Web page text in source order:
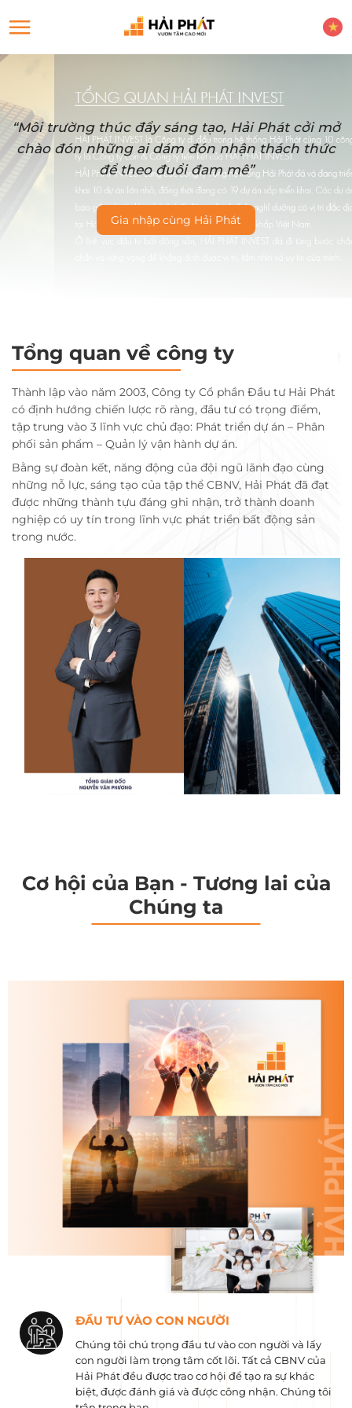
“Môi trường thúc đẩy sáng tạo, Hải Phát cởi mở
chào đón những ai dám đón nhận thách thức
để theo đuổi đam mê”
Gia nhập cùng Hải Phát
Tổng quan về công ty
Thành lập vào năm 2003, Công ty Cổ phần Đầu tư Hải Phát
có định hướng chiến lược rõ ràng, đầu tư có trọng điểm,
tập trung vào 3 lĩnh vực chủ đạo: Phát triển dự án – Phân
phối sản phẩm – Quản lý vận hành dự án.
Bằng sự đoàn kết, năng động của đội ngũ lãnh đạo cùng
những nỗ lực, sáng tạo của tập thể CBNV, Hải Phát đã đạt
được những thành tựu đáng ghi nhận, trở thành doanh
nghiệp có uy tín trong lĩnh vực phát triển bất động sản
trong nước.
Cơ hội của Bạn - Tương lai của
Chúng ta
ĐẦU TƯ VÀO CON NGƯỜI
Chúng tôi chú trọng đầu tư vào con người và lấy
con người làm trọng tâm cốt lõi. Tất cả CBNV của
Hải Phát đều được trao cơ hội để tạo ra sự khác
biệt, được đánh giá và được công nhận. Chúng tôi